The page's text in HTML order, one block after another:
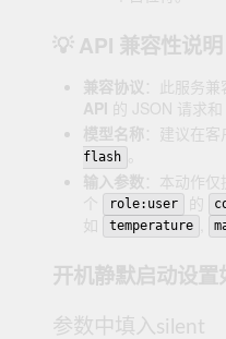
💡 API 兼容性说明
兼容协议 ：此服务兼
API 的 JSON 请求和
模型名称 ：建议在
flash
输入参数 ：本动作仅
个
role:user 的
如
temperature
开机静默启动设置
参数中填入silent